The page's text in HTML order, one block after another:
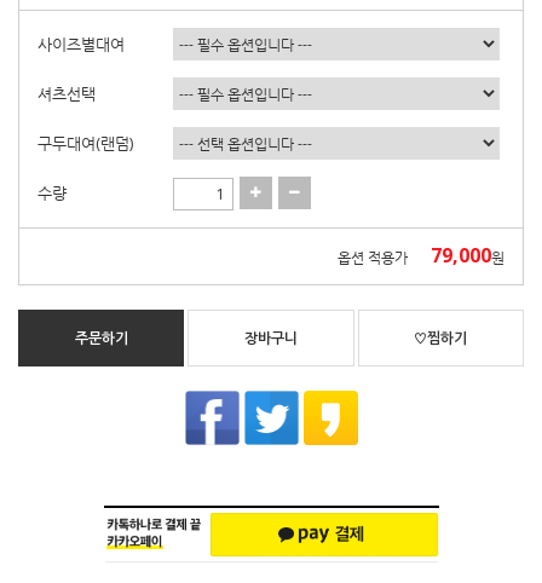
사이즈별대여
셔츠선택
구두대여(랜덤)
수량
옵션 적용가 79,000원
주문하기 장바구니 ♡찜하기